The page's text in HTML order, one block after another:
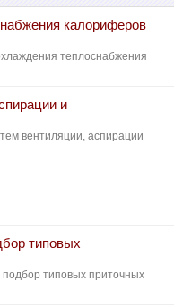
калориферов
теплоснабжения
и
вентиляции, аспирации
типовых
подбор типовых приточных